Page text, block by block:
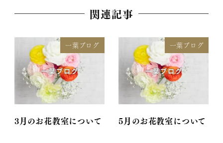
関連記事
一葉ブログ
3月のお花教室について
一葉ブログ
5月のお花教室について